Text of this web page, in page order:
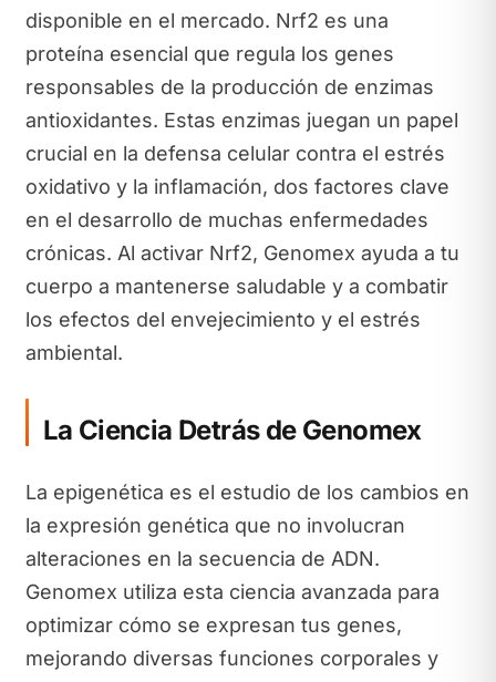
disponible en el mercado. Nrf2 es una
proteína esencial que regula los genes
responsables de la producción de enzimas
antioxidantes. Estas enzimas juegan un papel
crucial en la defensa celular contra el estrés
oxidativo y la inflamación, dos factores clave
en el desarrollo de muchas enfermedades
crónicas. Al activar Nrf2, Genomex ayuda a tu
cuerpo a mantenerse saludable y a combatir
los efectos del envejecimiento y el estrés
ambiental.
La Ciencia Detrás de Genomex
La epigenética es el estudio de los cambios en
la expresión genética que no involucran
alteraciones en la secuencia de ADN.
Genomex utiliza esta ciencia avanzada para
optimizar cómo se expresan tus genes,
mejorando diversas funciones corporales y